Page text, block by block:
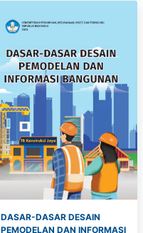
DASAR-DASAR DESAIN
PEMODELAN DAN INFORMASI